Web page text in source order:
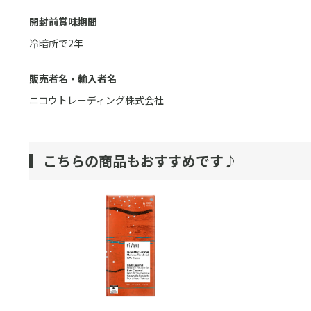
開封前賞味期間
冷暗所で2年
販売者名・輸入者名
ニコウトレーディング株式会社
こちらの商品もおすすめです♪